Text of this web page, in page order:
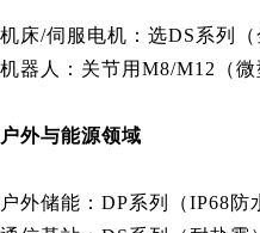
机床/伺服电机：选DS系列
机器人：关节用M8/M12（
户外与能源领域
户外储能：DP系列（IP68